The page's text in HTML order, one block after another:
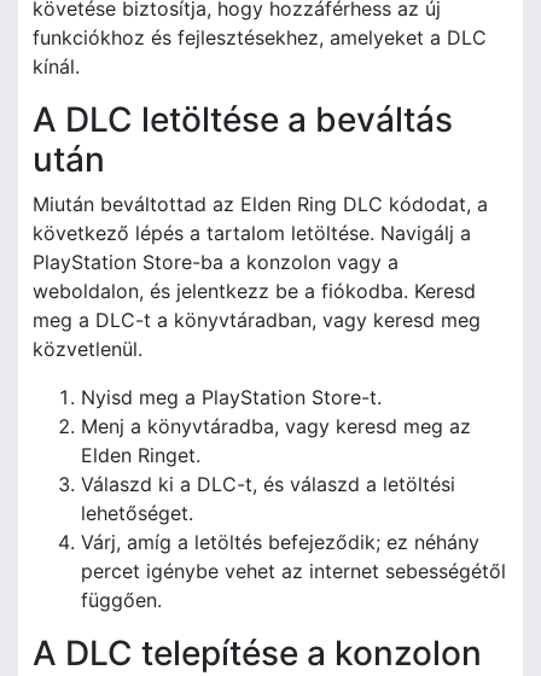
követése biztosítja, hogy hozzáférhess az új
funkciókhoz és fejlesztésekhez, amelyeket a DLC
kínál.
A DLC letöltése a beváltás
után
Miután beváltottad az Elden Ring DLC kódodat, a
következő lépés a tartalom letöltése. Navigálj a
PlayStation Store-ba a konzolon vagy a
weboldalon, és jelentkezz be a fiókodba. Keresd
meg a DLC-t a könyvtáradban, vagy keresd meg
közvetlenül.
Nyisd meg a PlayStation Store-t.
Menj a könyvtáradba, vagy keresd meg az
Elden Ringet.
Válaszd ki a DLC-t, és válaszd a letöltési
lehetőséget.
Várj, amíg a letöltés befejeződik; ez néhány
percet igénybe vehet az internet sebességétől
függően.
A DLC telepítése a konzolon